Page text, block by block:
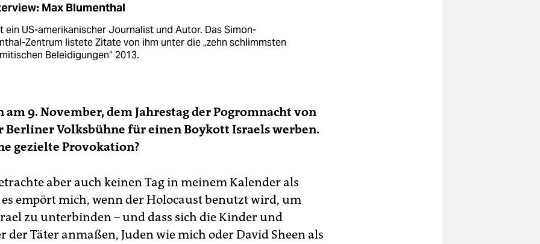
Max Blumenthal
ein US-amerikanischer Journalist und Autor. Das Simon-
Zentrum listete Zitate von ihm unter die „zehn schlimmsten
Beleidigungen“ 2013.
am 9. November, dem Jahrestag der Pogromnacht von
Berliner Volksbühne für einen Boykott Israels werben.
gezielte Provokation?
aber auch keinen Tag in meinem Kalender als
empört mich, wenn der Holocaust benutzt wird, um
zu unterbinden – und dass sich die Kinder und
der Täter anmaßen, Juden wie mich oder David Sheen als